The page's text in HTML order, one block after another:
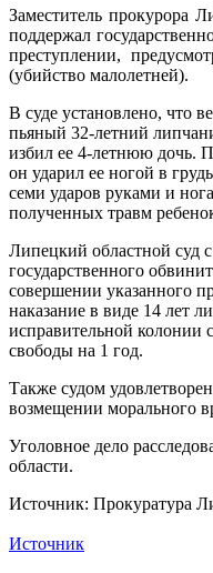
Заместитель прокурора
поддержал
преступлении,
(убийство малолетней).
В суде установлено, что
пьяный 32-летний
избил ее 4-летнюю дочь.
он ударил ее ногой в
семи ударов руками и
полученных травм
Липецкий областной суд
государственного
совершении указанного
наказание в виде 14 лет
исправительной колонии
свободы на 1 год.
Также судом
возмещении морального
Уголовное дело
области.
Источник: Прокуратура
Источник